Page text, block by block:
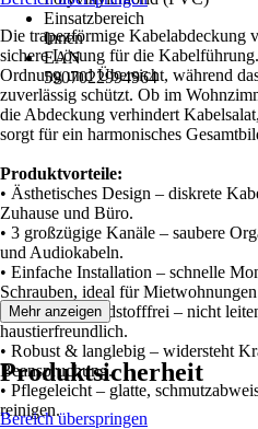
Einsatzbereich
Innen
EAN
5907022994964
Die trapezförmige Kabelabdeckung
sichere Lösung für die
Ordnung und Übersicht, während
zuverlässig schützt. Ob im
die Abdeckung verhindert
sorgt für ein harmonisches
Produktvorteile:
• Ästhetisches Design – diskrete
Zuhause und Büro.
• 3 großzügige Kanäle – saubere
und Audiokabeln.
• Einfache Installation – schnelle
Schrauben, ideal für
• Sicher & schadstofffrei – nicht
haustierfreundlich.
• Robust & langlebig – widersteht
Beanspruchung.
• Pflegeleicht – glatte,
reinigen.
Mehr anzeigen
Produktsicherheit
Bereich überspringen